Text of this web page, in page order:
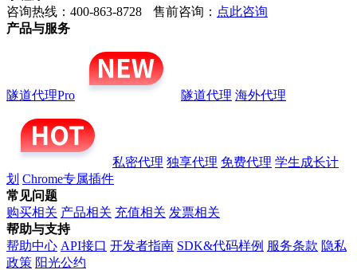
咨询热线：400-863-8728
售前咨询： 点此咨询
产品与服务
隧道代理Pro 隧道代理 海外代理
私密代理 独享代理 免费代理 学生成长计
划 Chrome专属插件
常见问题
购买相关 产品相关 充值相关 发票相关
帮助与支持
帮助中心 API接口 开发者指南 SDK&代码样例 服务条款 隐私
政策 阳光公约